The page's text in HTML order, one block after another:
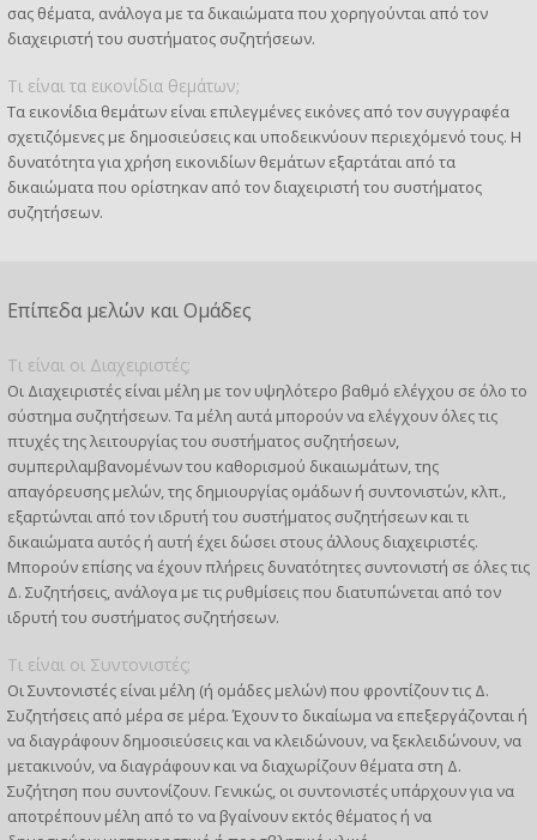
σας θέματα, ανάλογα με τα δικαιώματα που χορηγούνται από τον
διαχειριστή του συστήματος συζητήσεων.
Τι είναι τα εικονίδια θεμάτων;
Τα εικονίδια θεμάτων είναι επιλεγμένες εικόνες από τον συγγραφέα
σχετιζόμενες με δημοσιεύσεις και υποδεικνύουν περιεχόμενό τους. Η
δυνατότητα για χρήση εικονιδίων θεμάτων εξαρτάται από τα
δικαιώματα που ορίστηκαν από τον διαχειριστή του συστήματος
συζητήσεων.
Επίπεδα μελών και Ομάδες
Τι είναι οι Διαχειριστές;
Οι Διαχειριστές είναι μέλη με τον υψηλότερο βαθμό ελέγχου σε όλο το
σύστημα συζητήσεων. Τα μέλη αυτά μπορούν να ελέγχουν όλες τις
πτυχές της λειτουργίας του συστήματος συζητήσεων,
συμπεριλαμβανομένων του καθορισμού δικαιωμάτων, της
απαγόρευσης μελών, της δημιουργίας ομάδων ή συντονιστών, κλπ.,
εξαρτώνται από τον ιδρυτή του συστήματος συζητήσεων και τι
δικαιώματα αυτός ή αυτή έχει δώσει στους άλλους διαχειριστές.
Μπορούν επίσης να έχουν πλήρεις δυνατότητες συντονιστή σε όλες τις
Δ. Συζητήσεις, ανάλογα με τις ρυθμίσεις που διατυπώνεται από τον
ιδρυτή του συστήματος συζητήσεων.
Τι είναι οι Συντονιστές;
Οι Συντονιστές είναι μέλη (ή ομάδες μελών) που φροντίζουν τις Δ.
Συζητήσεις από μέρα σε μέρα. Έχουν το δικαίωμα να επεξεργάζονται ή
να διαγράφουν δημοσιεύσεις και να κλειδώνουν, να ξεκλειδώνουν, να
μετακινούν, να διαγράφουν και να διαχωρίζουν θέματα στη Δ.
Συζήτηση που συντονίζουν. Γενικώς, οι συντονιστές υπάρχουν για να
αποτρέπουν μέλη από το να βγαίνουν εκτός θέματος ή να